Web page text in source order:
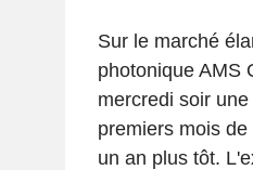
Sur le marché
photonique AMS
mercredi soir
premiers mois
un an plus tôt.